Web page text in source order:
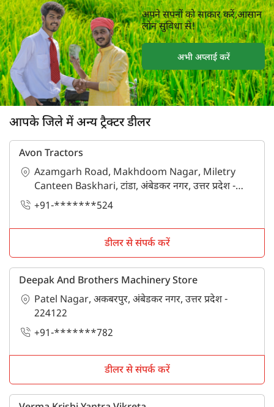
अपने सपनों को साकार करें,आसान
लोन सुविधा से!
अभी अप्लाई करें
आपके जिले में अन्य ट्रैक्टर डीलर
Avon Tractors
Azamgarh Road, Makhdoom Nagar, Miletry
Canteen Baskhari, टांडा, अंबेडकर नगर, उत्तर प्रदेश -
224129
+91-*******524
डीलर से संपर्क करें
Deepak And Brothers Machinery Store
Patel Nagar, अकबरपुर, अंबेडकर नगर, उत्तर प्रदेश -
224122
+91-*******782
डीलर से संपर्क करें